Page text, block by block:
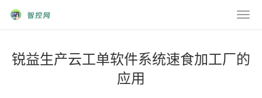
锐益生产云工单软件系统速食加工厂的
应用